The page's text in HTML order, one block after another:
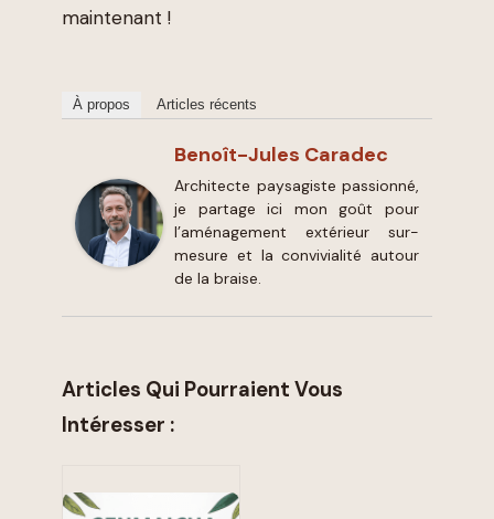
maintenant !
À propos Articles récents
Benoît-Jules Caradec
Architecte paysagiste passionné,
je partage ici mon goût pour
l’aménagement extérieur sur-
mesure et la convivialité autour
de la braise.
Articles Qui Pourraient Vous
Intéresser :